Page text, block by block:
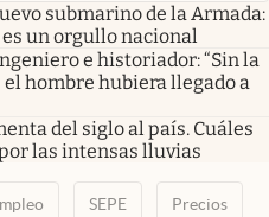
submarino de la Armada:
un orgullo nacional
e historiador: “Sin la
hombre hubiera llegado a
del siglo al país. Cuáles
las intensas lluvias
SEPE Precios